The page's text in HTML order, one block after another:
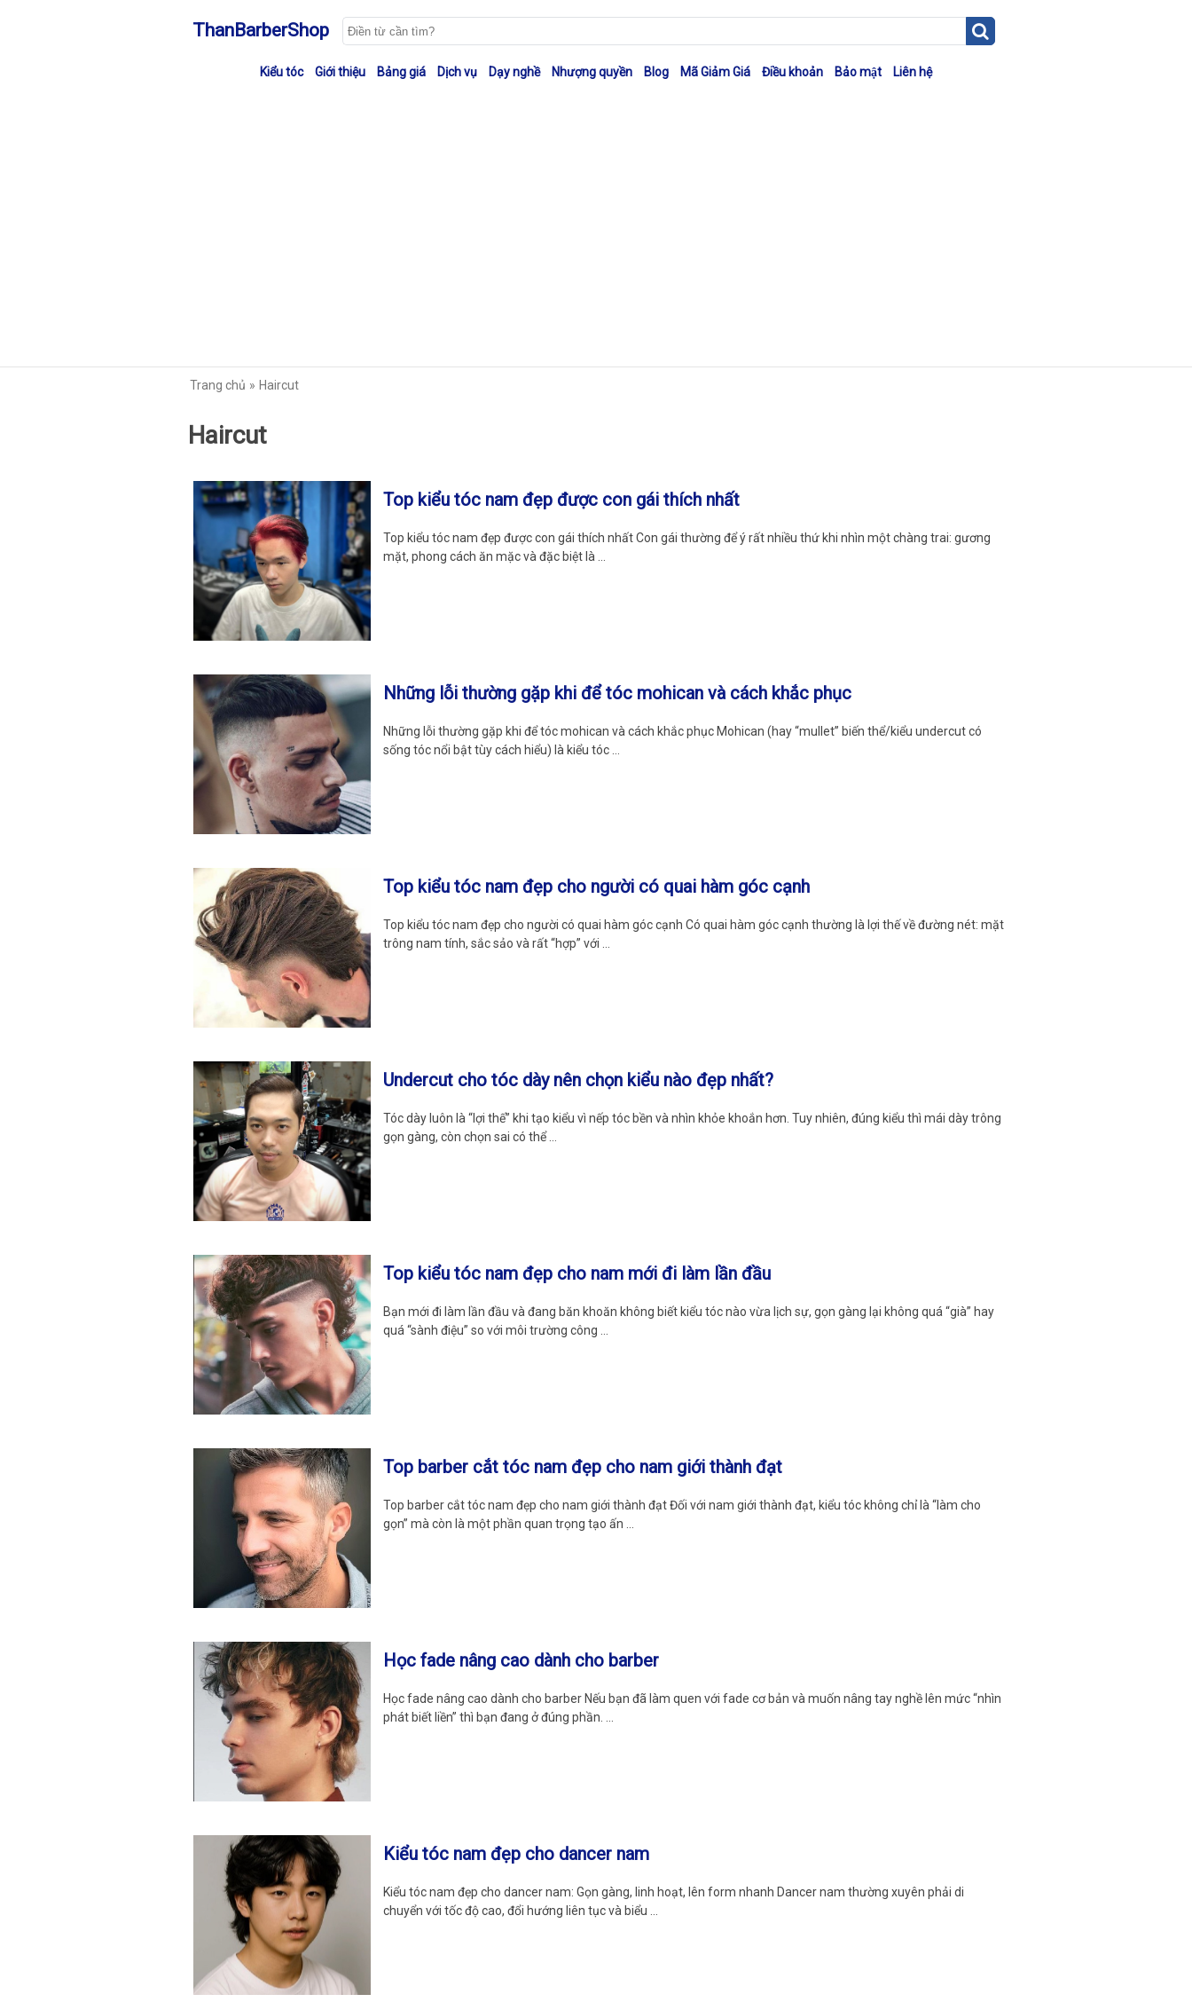
ThanBarberShop
Kiểu tóc Giới thiệu Bảng giá Dịch vụ Dạy nghề Nhượng quyền Blog Mã Giảm Giá Điều khoản Bảo mật Liên hệ
Trang chủ Haircut
Haircut
Top kiểu tóc nam đẹp được con gái thích nhất
Top kiểu tóc nam đẹp được con gái thích nhất Con gái thường để ý rất nhiều thứ khi nhìn một chàng trai: gương
mặt, phong cách ăn mặc và đặc biệt là …
Những lỗi thường gặp khi để tóc mohican và cách khắc phục
Những lỗi thường gặp khi để tóc mohican và cách khắc phục Mohican (hay “mullet” biến thể/kiểu undercut có
sống tóc nổi bật tùy cách hiểu) là kiểu tóc …
Top kiểu tóc nam đẹp cho người có quai hàm góc cạnh
Top kiểu tóc nam đẹp cho người có quai hàm góc cạnh Có quai hàm góc cạnh thường là lợi thế về đường nét: mặt
trông nam tính, sắc sảo và rất “hợp” với …
Undercut cho tóc dày nên chọn kiểu nào đẹp nhất?
Tóc dày luôn là “lợi thế” khi tạo kiểu vì nếp tóc bền và nhìn khỏe khoắn hơn. Tuy nhiên, đúng kiểu thì mái dày trông
gọn gàng, còn chọn sai có thể …
Top kiểu tóc nam đẹp cho nam mới đi làm lần đầu
Bạn mới đi làm lần đầu và đang băn khoăn không biết kiểu tóc nào vừa lịch sự, gọn gàng lại không quá “già” hay
quá “sành điệu” so với môi trường công …
Top barber cắt tóc nam đẹp cho nam giới thành đạt
Top barber cắt tóc nam đẹp cho nam giới thành đạt Đối với nam giới thành đạt, kiểu tóc không chỉ là “làm cho
gọn” mà còn là một phần quan trọng tạo ấn …
Học fade nâng cao dành cho barber
Học fade nâng cao dành cho barber Nếu bạn đã làm quen với fade cơ bản và muốn nâng tay nghề lên mức “nhìn
phát biết liền” thì bạn đang ở đúng phần. …
Kiểu tóc nam đẹp cho dancer nam
Kiểu tóc nam đẹp cho dancer nam: Gọn gàng, linh hoạt, lên form nhanh Dancer nam thường xuyên phải di
chuyển với tốc độ cao, đổi hướng liên tục và biểu …